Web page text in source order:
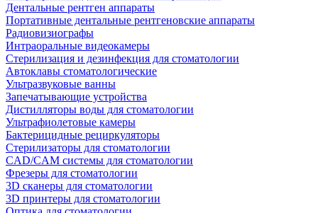
Дентальные рентген аппараты
Портативные дентальные рентгеновские аппараты
Радиовизиографы
Интраоральные видеокамеры
Стерилизация и дезинфекция для стоматологии
Автоклавы стоматологические
Ультразвуковые ванны
Запечатывающие устройства
Дистилляторы воды для стоматологии
Ультрафиолетовые камеры
Бактерицидные рециркуляторы
Стерилизаторы для стоматологии
CAD/CAM системы для стоматологии
Фрезеры для стоматологии
3D cканеры для стоматологии
3D принтеры для стоматологии